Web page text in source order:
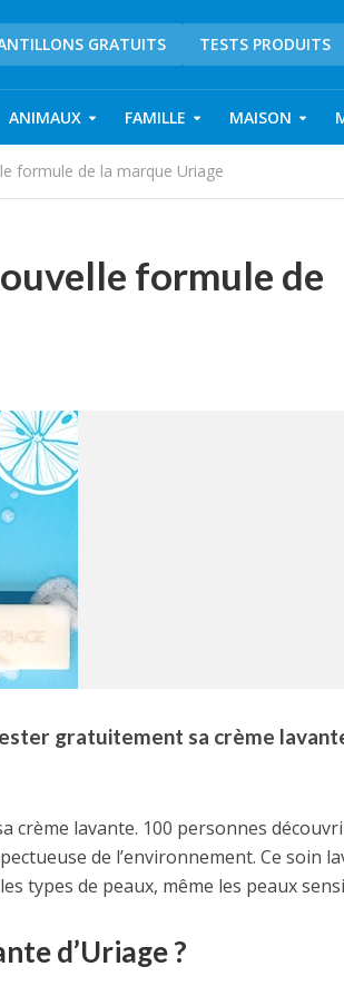
GRATUITS TESTS PRODUITS
ANIMAUX FAMILLE MAISON
formule de la marque Uriage
formule de
gratuitement sa crème
crème lavante. 100 personnes
de l’environnement. Ce soin
types de peaux, même les peaux
d’Uriage ?